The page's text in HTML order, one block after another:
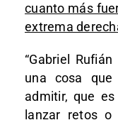
cuanto más
extrema
“Gabriel
una cosa
admitir, que
lanzar retos